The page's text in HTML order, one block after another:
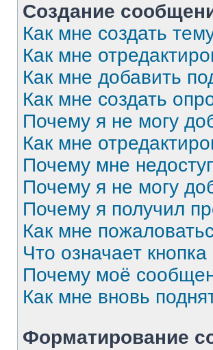
Создание
Как мне создать
Как мне
Как мне добавить
Как мне создать
Почему я не могу
Как мне
Почему мне
Почему я не могу
Почему я получил
Как мне
Что означает
Почему моё
Как мне вновь
Форматирование